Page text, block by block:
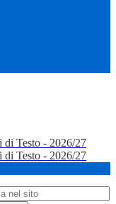
Testo - 2026/27
Testo - 2026/27